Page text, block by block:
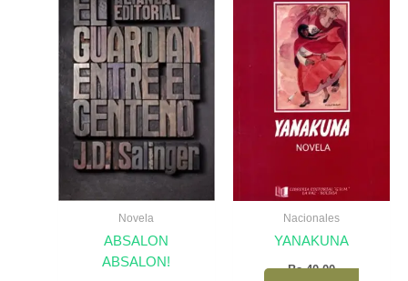
Novela
ABSALON
ABSALON!
Nacionales
YANAKUNA
Bs.40,00